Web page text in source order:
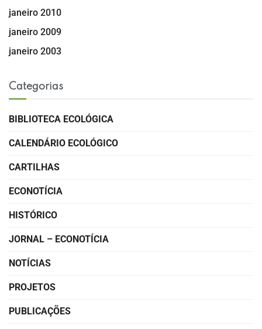
janeiro 2010
janeiro 2009
janeiro 2003
Categorias
BIBLIOTECA ECOLÓGICA
CALENDÁRIO ECOLÓGICO
CARTILHAS
ECONOTÍCIA
HISTÓRICO
JORNAL – ECONOTÍCIA
NOTÍCIAS
PROJETOS
PUBLICAÇÕES